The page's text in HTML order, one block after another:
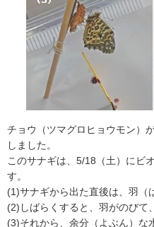
チョウ（ツマグロヒョウモン）
しました。
このサナギは、5/18（土）にビ
す。
(1)サナギから出た直後は、羽（
(2)しばらくすると、羽がのびて
(3)それから、余分（よぶん）な